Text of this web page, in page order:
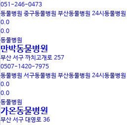
051-246-0473
동물병원 중구동물병원 부산동물병원 24시동물병원
0.0
0.0
동물병원
만박동물병원
부산 서구 까치고개로 257
0507-1420-7975
동물병원 서구동물병원 부산동물병원 24시동물병원
0.0
0.0
동물병원
가온동물병원
부산 서구 대영로 36